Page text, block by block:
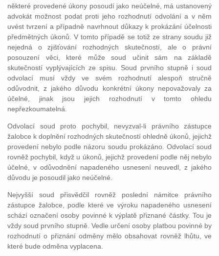
některé provedené úkony posoudí jako neúčelné, má ustanovený
advokát možnost podat proti jeho rozhodnutí odvolání a v něm
uvést tvrzení a případně navrhnout důkazy k prokázání účelnosti
předmětných úkonů. V tomto případě se totiž ze strany soudu již
nejedná o zjišťování rozhodných skutečností, ale o právní
posouzení věci, které může soud učinit sám na základě
skutečností vyplývajících ze spisu. Soud prvního stupně i soud
odvolací musí vždy ve svém rozhodnutí alespoň stručně
odůvodnit, z jakého důvodu konkrétní úkony nepovažovaly za
účelné, jinak jsou jejich rozhodnutí v tomto ohledu
nepřezkoumatelná.
Odvolací soud proto pochybil, nevyzval-li právního zástupce
žalobce k doplnění rozhodných skutečností ohledně úkonů, jejichž
provedení nebylo podle názoru soudu prokázáno. Odvolací soud
rovněž pochybil, když u úkonů, jejichž provedení podle něj nebylo
účelné, v odůvodnění napadeného usnesení neuvedl, z jakého
důvodu je posoudil jako neúčelné.
Nejvyšší soud přisvědčil rovněž poslední námitce právního
zástupce žalobce, podle které ve výroku napadeného usnesení
schází označení osoby povinné k výplatě přiznané částky. Tou je
vždy soud prvního stupně. Vedle určení osoby platbou povinné by
rozhodnutí o přiznání odměny mělo obsahovat rovněž lhůtu, ve
které bude odměna vyplacena.